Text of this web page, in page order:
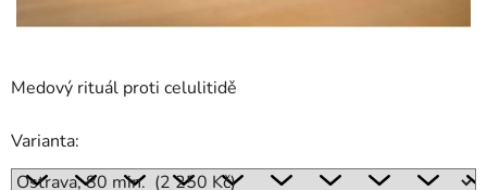
Medový rituál proti celulitidě
Varianta: